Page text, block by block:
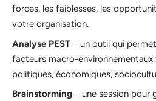
forces, les faiblesses, les
votre organisation.
Analyse PEST – un outil qui
facteurs macro-
politiques, économiques,
Brainstorming – une session pour